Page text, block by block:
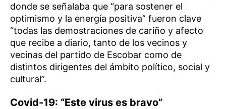
donde se señalaba que “para sostener el
optimismo y la energía positiva” fueron clave
“todas las demostraciones de cariño y afecto
que recibe a diario, tanto de los vecinos y
vecinas del partido de Escobar como de
distintos dirigentes del ámbito político, social y
cultural”.
Covid-19: “Este virus es bravo”